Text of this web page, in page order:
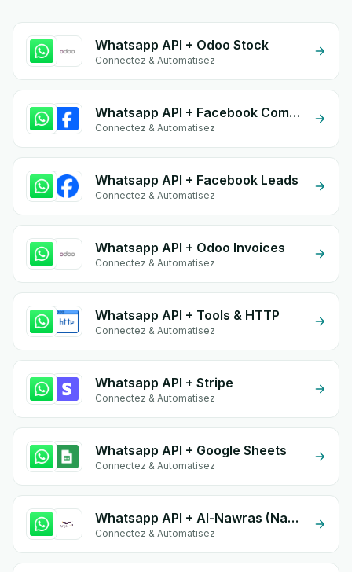
Whatsapp API + Odoo Stock
Connectez & Automatisez
Whatsapp API + Facebook Comments
Connectez & Automatisez
Whatsapp API + Facebook Leads
Connectez & Automatisez
Whatsapp API + Odoo Invoices
Connectez & Automatisez
Whatsapp API + Tools & HTTP
Connectez & Automatisez
Whatsapp API + Stripe
Connectez & Automatisez
Whatsapp API + Google Sheets
Connectez & Automatisez
Whatsapp API + Al-Nawras (Nawris)
Connectez & Automatisez